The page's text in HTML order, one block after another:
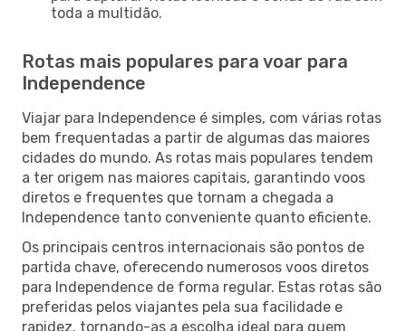
toda a multidão.
Rotas mais populares para voar para
Independence
Viajar para Independence é simples, com várias rotas
bem frequentadas a partir de algumas das maiores
cidades do mundo. As rotas mais populares tendem
a ter origem nas maiores capitais, garantindo voos
diretos e frequentes que tornam a chegada a
Independence tanto conveniente quanto eficiente.
Os principais centros internacionais são pontos de
partida chave, oferecendo numerosos voos diretos
para Independence de forma regular. Estas rotas são
preferidas pelos viajantes pela sua facilidade e
rapidez, tornando-as a escolha ideal para quem